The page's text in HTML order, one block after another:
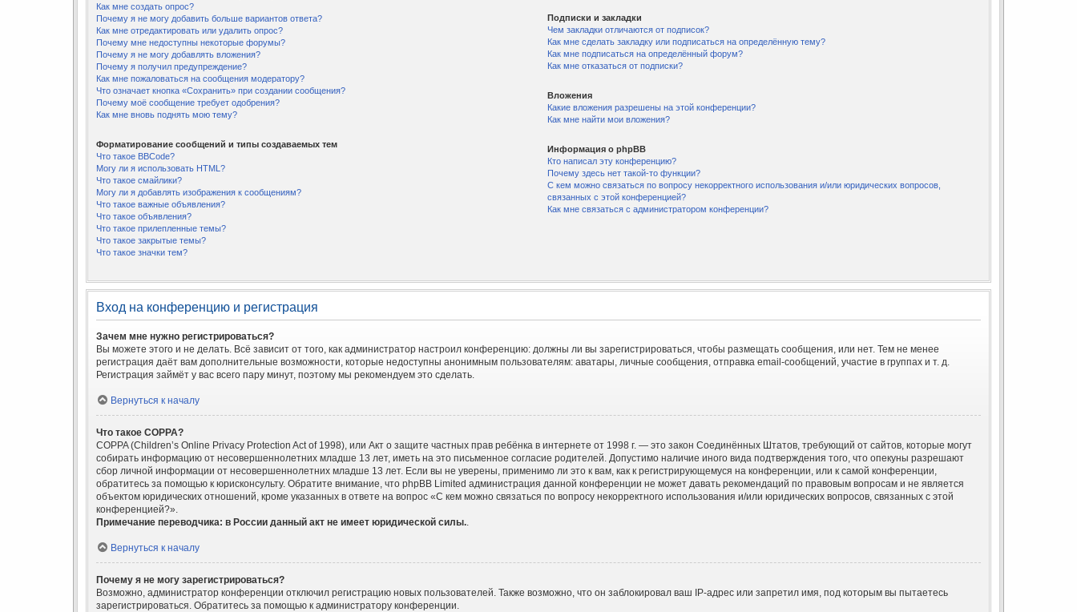
Как мне создать опрос?
Почему я не могу добавить больше вариантов ответа?
Как мне отредактировать или удалить опрос?
Почему мне недоступны некоторые форумы?
Почему я не могу добавлять вложения?
Почему я получил предупреждение?
Как мне пожаловаться на сообщения модератору?
Что означает кнопка «Сохранить» при создании сообщения?
Почему моё сообщение требует одобрения?
Как мне вновь поднять мою тему?
Форматирование сообщений и типы создаваемых тем
Что такое BBCode?
Могу ли я использовать HTML?
Что такое смайлики?
Могу ли я добавлять изображения к сообщениям?
Что такое важные объявления?
Что такое объявления?
Что такое прилепленные темы?
Что такое закрытые темы?
Что такое значки тем?
Подписки и закладки
Чем закладки отличаются от подписок?
Как мне сделать закладку или подписаться на определённую тему?
Как мне подписаться на определённый форум?
Как мне отказаться от подписки?
Вложения
Какие вложения разрешены на этой конференции?
Как мне найти мои вложения?
Информация о phpBB
Кто написал эту конференцию?
Почему здесь нет такой-то функции?
С кем можно связаться по вопросу некорректного использования и/или юридических вопросов,
связанных с этой конференцией?
Как мне связаться с администратором конференции?
Вход на конференцию и регистрация
Зачем мне нужно регистрироваться?
Вы можете этого и не делать. Всё зависит от того, как администратор настроил конференцию: должны ли вы зарегистрироваться, чтобы размещать сообщения, или нет. Тем не менее
регистрация даёт вам дополнительные возможности, которые недоступны анонимным пользователям: аватары, личные сообщения, отправка email-сообщений, участие в группах и т. д.
Регистрация займёт у вас всего пару минут, поэтому мы рекомендуем это сделать.
Вернуться к началу
Что такое COPPA?
COPPA (Children’s Online Privacy Protection Act of 1998), или Акт о защите частных прав ребёнка в интернете от 1998 г. — это закон Соединённых Штатов, требующий от сайтов, которые могут
собирать информацию от несовершеннолетних младше 13 лет, иметь на это письменное согласие родителей. Допустимо наличие иного вида подтверждения того, что опекуны разрешают
сбор личной информации от несовершеннолетних младше 13 лет. Если вы не уверены, применимо ли это к вам, как к регистрирующемуся на конференции, или к самой конференции,
обратитесь за помощью к юрисконсульту. Обратите внимание, что phpBB Limited администрация данной конференции не может давать рекомендаций по правовым вопросам и не является
объектом юридических отношений, кроме указанных в ответе на вопрос «С кем можно связаться по вопросу некорректного использования и/или юридических вопросов, связанных с этой
конференцией?».
Примечание переводчика: в России данный акт не имеет юридической силы..
Вернуться к началу
Почему я не могу зарегистрироваться?
Возможно, администратор конференции отключил регистрацию новых пользователей. Также возможно, что он заблокировал ваш IP-адрес или запретил имя, под которым вы пытаетесь
зарегистрироваться. Обратитесь за помощью к администратору конференции.